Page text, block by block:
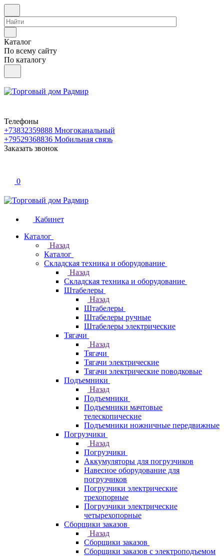
Каталог
По всему сайту
По каталогу
Телефоны
+73832359888 Многоканальный
+79529368836 Мобильная связь
Заказать звонок
0
Кабинет
Каталог
Назад
Каталог
Складская техника и оборудование
Назад
Складская техника и оборудование
Штабелеры
Назад
Штабелеры
Штабелеры ручные
Штабелеры электрические
Тягачи
Назад
Тягачи
Тягачи электрические
Тягачи электрические поводковые
Подъемники
Назад
Подъемники
Подъемники мачтовые
телескопические
Подъемники ножничные передвижные
Погрузчики
Назад
Погрузчики
Аккумуляторы для погрузчиков
Навесное оборудование для
погрузчиков
Погрузчики электрические
трехопорные
Погрузчики электрические
четырехопорные
Сборщики заказов
Назад
Сборщики заказов
Сборщики заказов с электроподъемом